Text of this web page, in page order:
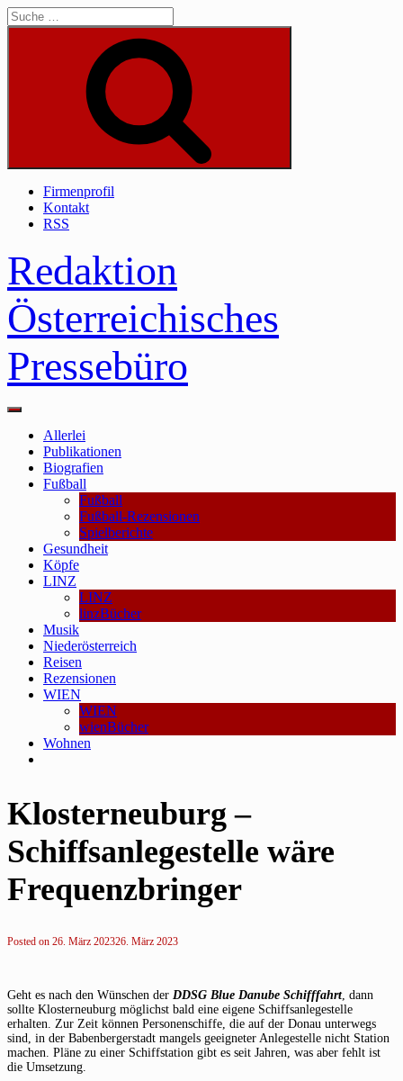
Skip
to
Suche
Firmenprofil
Kontakt
RSS
Redaktion
Österreichisches
Pressebüro
Main
Allerlei
Publikationen
Biografien
Fußball
Fußball
Fußball-Rezensionen
Spielberichte
Gesundheit
Köpfe
LINZ
LINZ
linzBücher
Musik
Niederösterreich
Reisen
Rezensionen
WIEN
WIEN
wienBücher
Wohnen
Klosterneuburg –
Schiffsanlegestelle wäre
Frequenzbringer
Posted on 26. März 202326. März 2023
Geht es nach den Wünschen der DDSG Blue Danube Schifffahrt, dann
sollte Klosterneuburg möglichst bald eine eigene Schiffsanlegestelle
erhalten. Zur Zeit können Personenschiffe, die auf der Donau unterwegs
sind, in der Babenbergerstadt mangels geeigneter Anlegestelle nicht Station
machen. Pläne zu einer Schiffstation gibt es seit Jahren, was aber fehlt ist
die Umsetzung.